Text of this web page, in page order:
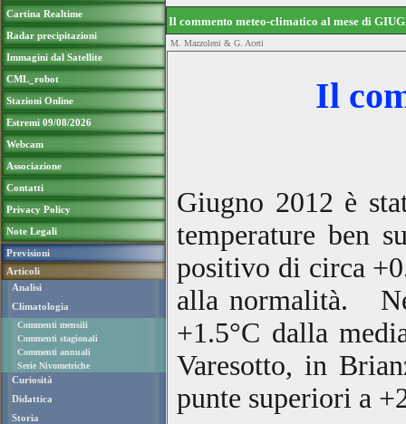
Cartina Realtime
Radar precipitazioni
Immagini dal Satellite
CML_robot
Stazioni Online
Estremi 09/08/2026
Webcam
Associazione
Contatti
Privacy Policy
Note Legali
Previsioni
Articoli
Analisi
Climatologia
Commenti mensili
Commenti stagionali
Commenti annuali
Serie Nivometriche
Curiosità
Didattica
Storia
Il commento meteo-climatico al mese di
M. Mazzoleni & G. Aceti
Il
Giugno 2012 è
temperature ben
positivo di circa
alla normalità.
+1.5°C dalla
Varesotto, in
punte superiori a